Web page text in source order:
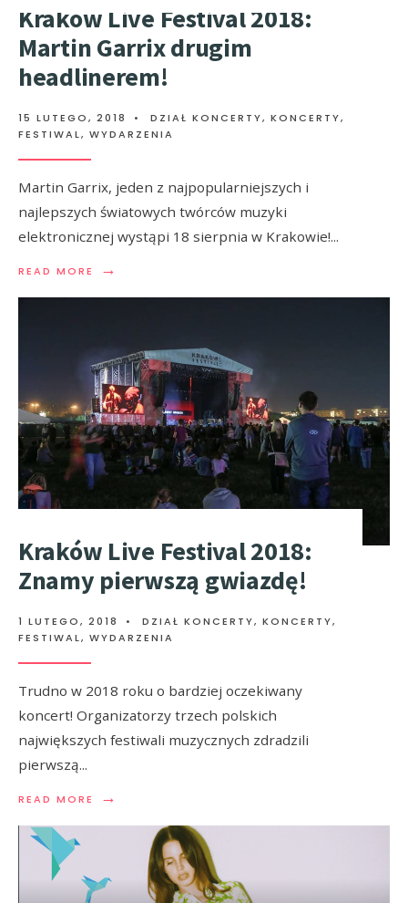
Kraków Live Festival 2018:
Martin Garrix drugim
headlinerem!
15 LUTEGO, 2018 • DZIAŁ KONCERTY, KONCERTY,
FESTIWAL, WYDARZENIA
Martin Garrix, jeden z najpopularniejszych i
najlepszych światowych twórców muzyki
elektronicznej wystąpi 18 sierpnia w Krakowie!...
READ MORE →
Kraków Live Festival 2018:
Znamy pierwszą gwiazdę!
1 LUTEGO, 2018 • DZIAŁ KONCERTY, KONCERTY,
FESTIWAL, WYDARZENIA
Trudno w 2018 roku o bardziej oczekiwany
koncert! Organizatorzy trzech polskich
największych festiwali muzycznych zdradzili
pierwszą...
READ MORE →